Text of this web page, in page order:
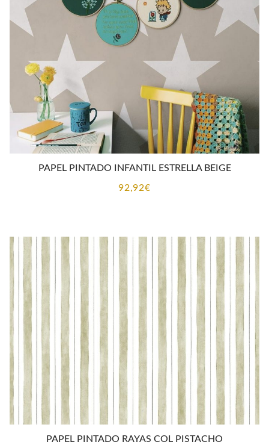
PAPEL PINTADO INFANTIL ESTRELLA BEIGE
92,92€
PAPEL PINTADO RAYAS COL PISTACHO